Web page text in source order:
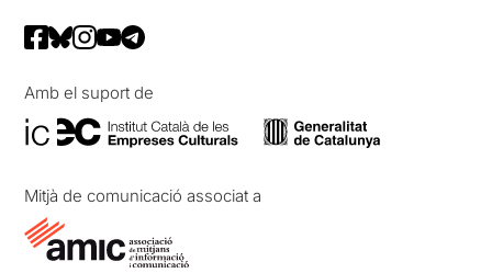
Amb el suport de
Mitjà de comunicació associat a